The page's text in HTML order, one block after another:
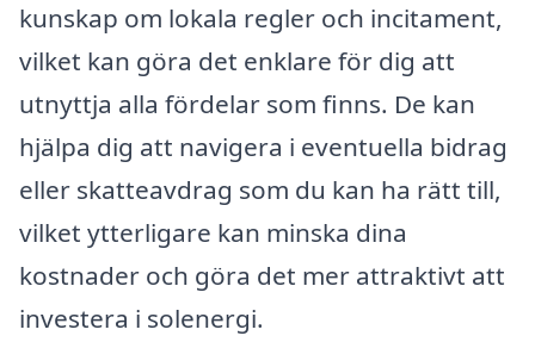
kunskap om lokala regler och incitament,
vilket kan göra det enklare för dig att
utnyttja alla fördelar som finns. De kan
hjälpa dig att navigera i eventuella bidrag
eller skatteavdrag som du kan ha rätt till,
vilket ytterligare kan minska dina
kostnader och göra det mer attraktivt att
investera i solenergi.